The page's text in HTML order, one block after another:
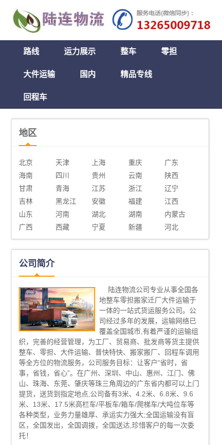
路线 运力展示 整车 零担
大件运输 国内 精品专线
回程车
地区
北京 天津 上海 重庆
广东
海南
四川 贵州 云南
陕西
甘肃
青海 江苏 浙江
辽宁
吉林
黑龙江 安徽 福建
江西
山东
河南 湖北 湖南
内蒙古
广西
西藏 宁夏 新疆 河北
公司简介
陆连物流公司专业从事全国各
地整车零担搬家迁厂大件运输于
一体的一站式货运服务公司。公
司经过多年的发展，运输网络已
覆盖全国城市,有着严谨的运输组
织，完善的经营管理，为工厂、贸易商、批发商等货主提供
整车、零担、大件运输、普快特快、搬家搬厂、回程车调用
等全方位的物流服务，公司服务目标：让客户“省时，省
事，省钱，省心”。在广州、深圳、中山、惠州、江门、佛
山、珠海、东莞、肇庆等珠三角周边的广东省内都可以上门
提货，送货到指定地点,公司备有3米、4.2米、6.8米、9.6
米、13米、17.5米高栏车/平板车/箱车/爬梯车/大吨位车等
各种类型，业务力量雄厚、承运实力强大;全国运输没有盲
区，全国发出，全国调拨，全国送达,珍惜客户的每一次委
托！